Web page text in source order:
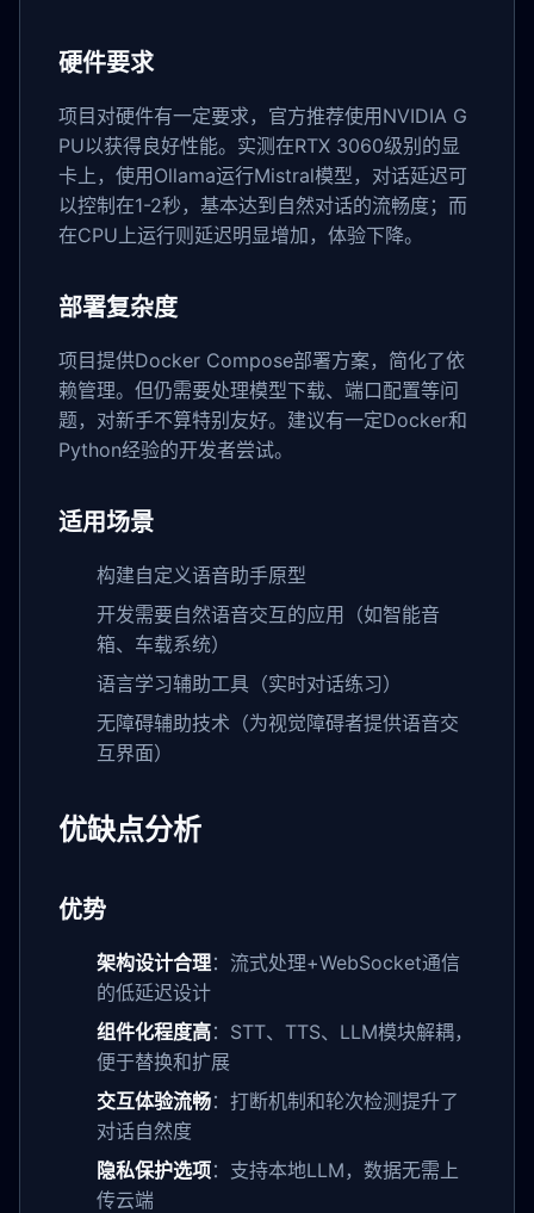
硬件要求
项目对硬件有一定要求，官方推荐使用NVIDIA G
PU以获得良好性能。实测在RTX 3060级别的显
卡上，使用Ollama运行Mistral模型，对话延迟可
以控制在1-2秒，基本达到自然对话的流畅度；而
在CPU上运行则延迟明显增加，体验下降。
部署复杂度
项目提供Docker Compose部署方案，简化了依
赖管理。但仍需要处理模型下载、端口配置等问
题，对新手不算特别友好。建议有一定Docker和
Python经验的开发者尝试。
适用场景
构建自定义语音助手原型
开发需要自然语音交互的应用（如智能音
箱、车载系统）
语言学习辅助工具（实时对话练习）
无障碍辅助技术（为视觉障碍者提供语音交
互界面）
优缺点分析
优势
架构设计合理：流式处理+WebSocket通信
的低延迟设计
组件化程度高：STT、TTS、LLM模块解耦，
便于替换和扩展
交互体验流畅：打断机制和轮次检测提升了
对话自然度
隐私保护选项：支持本地LLM，数据无需上
传云端